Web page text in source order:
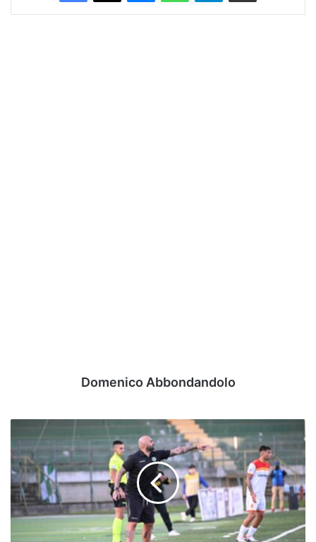
Domenico Abbondandolo
Potenza-
Avellino,
i
convocati
di
Biancolino:
fuori